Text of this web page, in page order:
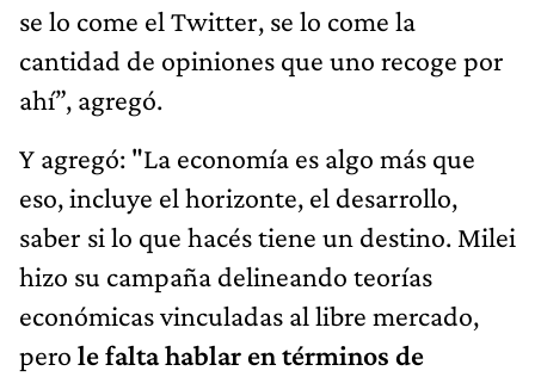
se lo come el Twitter, se lo come la
cantidad de opiniones que uno recoge por
ahí”, agregó.
Y agregó: "La economía es algo más que
eso, incluye el horizonte, el desarrollo,
saber si lo que hacés tiene un destino. Milei
hizo su campaña delineando teorías
económicas vinculadas al libre mercado,
pero le falta hablar en términos de